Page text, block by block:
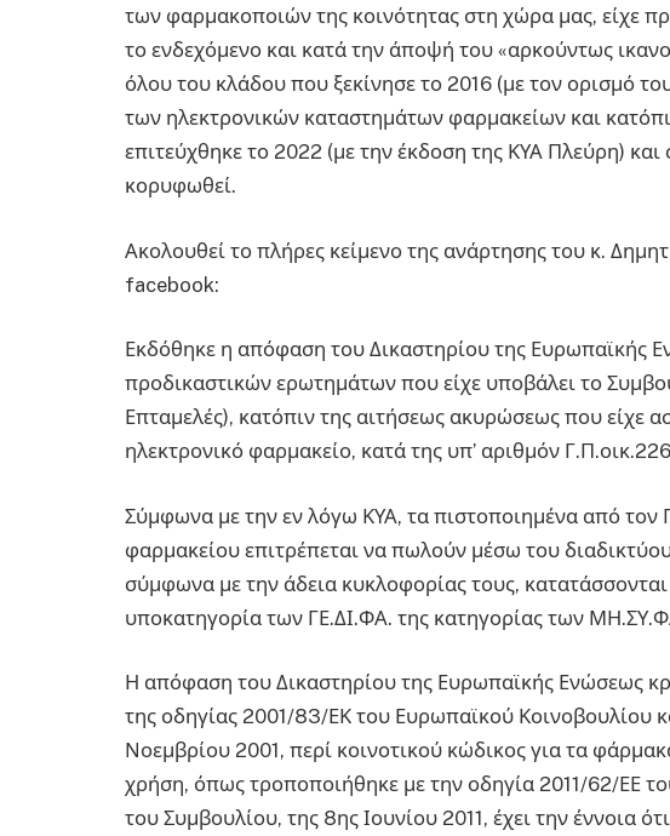
των φαρμακοποιών της κοινότητας στη χώρα μας, είχε
το ενδεχόμενο και κατά την άποψή του «αρκούντως
όλου του κλάδου που ξεκίνησε το 2016 (με τον ορισμό
των ηλεκτρονικών καταστημάτων φαρμακείων και
επιτεύχθηκε το 2022 (με την έκδοση της ΚΥΑ Πλεύρη)
κορυφωθεί.
Ακολουθεί το πλήρες κείμενο της ανάρτησης του κ.
facebook:
Εκδόθηκε η απόφαση του Δικαστηρίου της Ευρωπαϊκής
προδικαστικών ερωτημάτων που είχε υποβάλει το
Επταμελές), κατόπιν της αιτήσεως ακυρώσεως που είχε
ηλεκτρονικό φαρμακείο, κατά της υπ’ αριθμόν
Σύμφωνα με την εν λόγω ΚΥΑ, τα πιστοποιημένα από τον
φαρμακείου επιτρέπεται να πωλούν μέσω του
σύμφωνα με την άδεια κυκλοφορίας τους,
υποκατηγορία των ΓΕ.ΔΙ.ΦΑ. της κατηγορίας των
Η απόφαση του Δικαστηρίου της Ευρωπαϊκής Ενώσεως
της οδηγίας 2001/83/ΕΚ του Ευρωπαϊκού Κοινοβουλίου
Νοεμβρίου 2001, περί κοινοτικού κώδικος για τα
χρήση, όπως τροποποιήθηκε με την οδηγία 2011/62/ΕΕ
του Συμβουλίου, της 8ης Ιουνίου 2011, έχει την έννοια